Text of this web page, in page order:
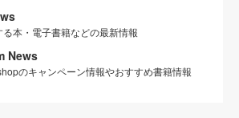
本・電子書籍などの最新情報
News
のキャンペーン情報やおすすめ書籍情報